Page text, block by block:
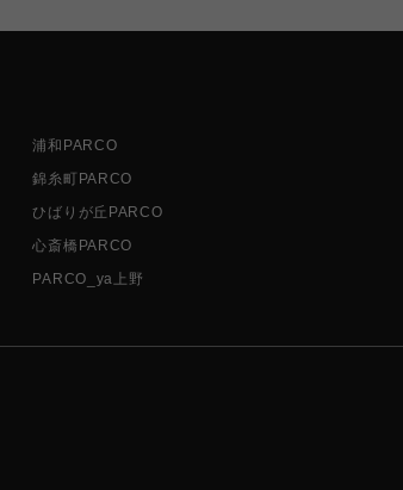
浦和PARCO
錦糸町PARCO
ひばりが丘PARCO
心斎橋PARCO
PARCO_ya上野